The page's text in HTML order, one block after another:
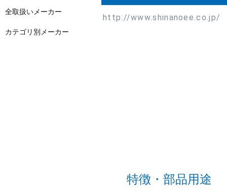
http://www.shinanoee.co.jp/
特徴・部品用途
全取扱いメーカー
カテゴリ別メーカー